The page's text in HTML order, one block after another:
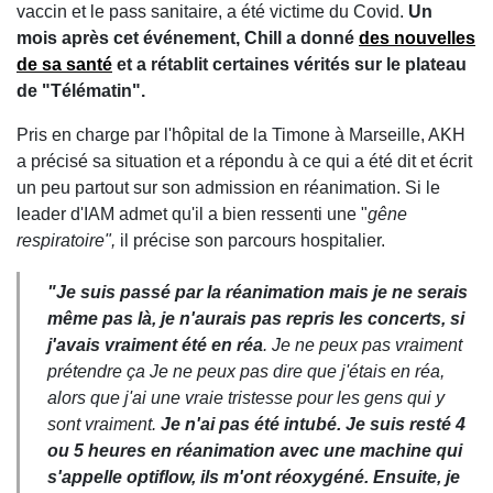
vaccin et le pass sanitaire, a été victime du Covid. Un
mois après cet événement, Chill a donné des nouvelles
de sa santé et a rétablit certaines vérités sur le plateau
de "Télématin".
Pris en charge par l'hôpital de la Timone à Marseille, AKH
a précisé sa situation et a répondu à ce qui a été dit et écrit
un peu partout sur son admission en réanimation. Si le
leader d'IAM admet qu'il a bien ressenti une "gêne
respiratoire", il précise son parcours hospitalier.
"Je suis passé par la réanimation mais je ne serais
même pas là, je n'aurais pas repris les concerts, si
j'avais vraiment été en réa. Je ne peux pas vraiment
prétendre ça Je ne peux pas dire que j'étais en réa,
alors que j'ai une vraie tristesse pour les gens qui y
sont vraiment. Je n'ai pas été intubé. Je suis resté 4
ou 5 heures en réanimation avec une machine qui
s'appelle optiflow, ils m'ont réoxygéné. Ensuite, je